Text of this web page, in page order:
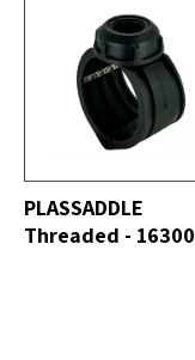
PLASSADDLE
Threaded - 16300